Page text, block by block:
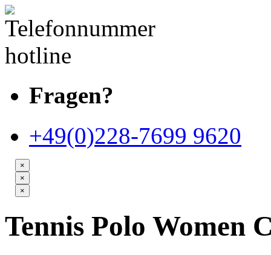
Fragen?
+49(0)228-7699 9620
×
×
×
Tennis Polo Women